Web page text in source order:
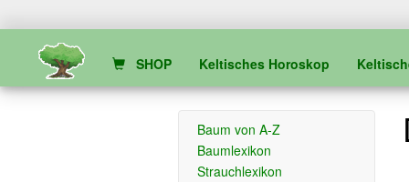
SHOP Keltisches Horoskop
Baum von A-Z
Baumlexikon
Strauchlexikon